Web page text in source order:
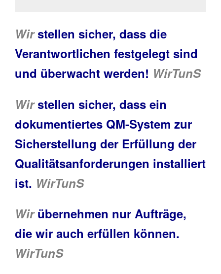
Wir stellen sicher, dass die
Verantwortlichen festgelegt sind
und überwacht werden! WirTunS
Wir stellen sicher, dass ein
dokumentiertes QM-System zur
Sicherstellung der Erfüllung der
Qualitätsanforderungen installiert
ist. WirTunS
Wirübernehmen nur Aufträge,
die wir auch erfüllen können.
WirTunS